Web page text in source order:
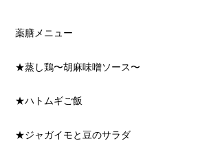
薬膳メニュー
★蒸し鶏〜胡麻味噌ソース〜
★ハトムギご飯
★ジャガイモと豆のサラダ